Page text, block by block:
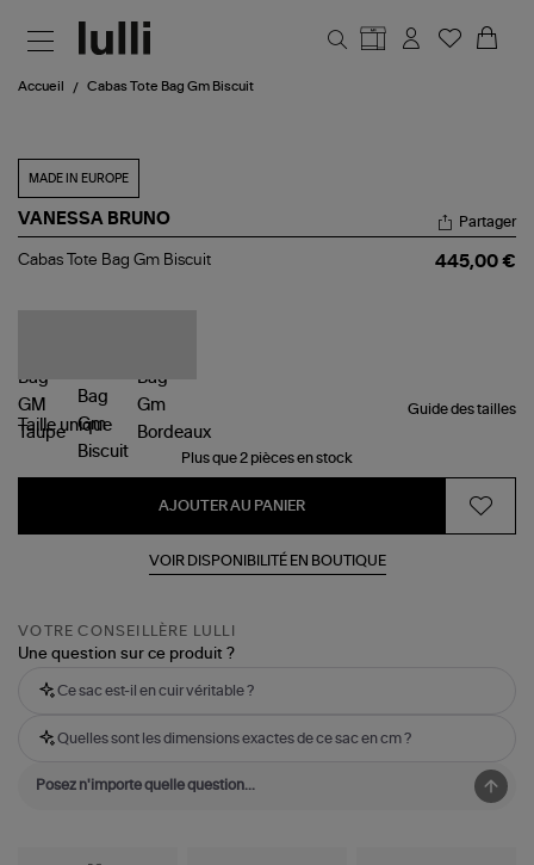
Accueil Cabas Tote Bag Gm Biscuit
MADE IN EUROPE
VANESSA BRUNO
Cabas
Partager
Cabas Tote Bag Gm Biscuit 445,00 €
Guide des tailles
Tailleunique
Plus que 2 pièces en stock
AJOUTER AU PANIER
VOIR DISPONIBILITÉ EN BOUTIQUE
VOTRE CONSEILLÈRE LULLI
Une question sur ce produit ?
Ce sac est-il en cuir véritable ?
Quelles sont les dimensions exactes de ce sac en cm ?